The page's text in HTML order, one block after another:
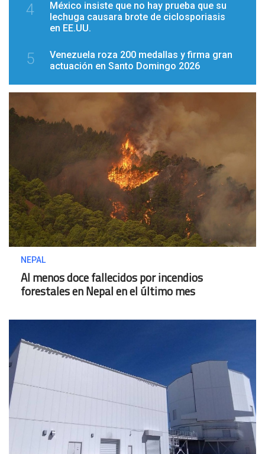
4
México insiste que no hay prueba que su
lechuga causara brote de ciclosporiasis
en EE.UU.
5
Venezuela roza 200 medallas y firma gran
actuación en Santo Domingo 2026
NEPAL
Al menos doce fallecidos por incendios
forestales en Nepal en el último mes